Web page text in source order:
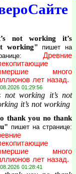
not working it’s
working" пишет на
Древние
много
лет назад.
01:29:56
not working it’s not
it’s not working
thank you no thank
пишет на странице:
много
лет назад.
01:28:41